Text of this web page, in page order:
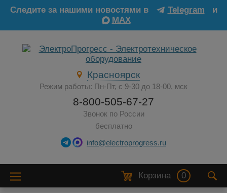
Следите за нашими новостями в Telegram
и
MAX
Красноярск
Режим работы: Пн-Пт, с 9-30 до 18-00, мск
8-800-505-67-27
Звонок по России
бесплатно
info@electroprogress.ru
Корзина 0